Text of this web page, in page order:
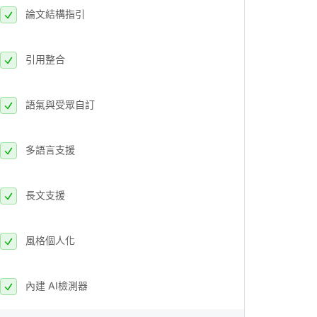
論文結構指引
引用整合
語氣與受眾自訂
多語言支援
長文支援
風格個人化
內建 AI檢測器